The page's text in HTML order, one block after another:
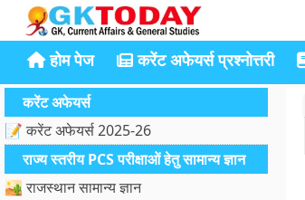
होम पेज करेंट अफेयर्स प्रश्नोत्तरी
करेंट अफेयर्स
📝 करेंट अफेयर्स 2025-26
राज्य स्तरीय PCS परीक्षाओं हेतु सामान्य ज्ञान
🏜️ राजस्थान सामान्य ज्ञान